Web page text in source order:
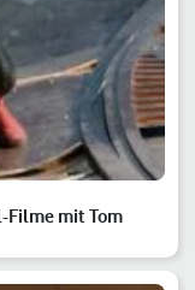
Filme mit Tom